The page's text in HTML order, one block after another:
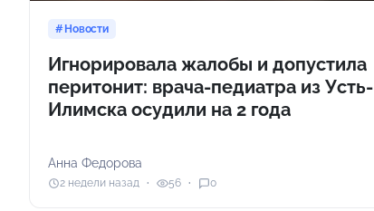
Новости
Игнорировала жалобы и допустила
перитонит: врача-педиатра из Усть-
Илимска осудили на 2 года
Анна Федорова
2 недели назад 56 0